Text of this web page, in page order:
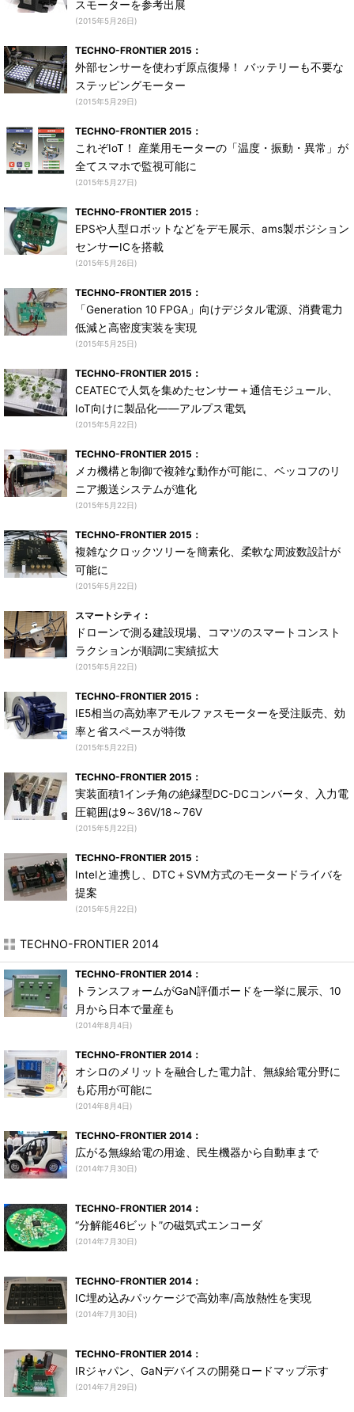
スモーターを参考出展
(2015年5月26日)
TECHNO-FRONTIER 2015：
外部センサーを使わず原点復帰！ バッテリーも不要な
ステッピングモーター
(2015年5月29日)
TECHNO-FRONTIER 2015：
これぞIoT！ 産業用モーターの「温度・振動・異常」が
全てスマホで監視可能に
(2015年5月27日)
TECHNO-FRONTIER 2015：
EPSや人型ロボットなどをデモ展示、ams製ポジション
センサーICを搭載
(2015年5月26日)
TECHNO-FRONTIER 2015：
「Generation 10 FPGA」向けデジタル電源、消費電力
低減と高密度実装を実現
(2015年5月25日)
TECHNO-FRONTIER 2015：
CEATECで人気を集めたセンサー＋通信モジュール、
IoT向けに製品化――アルプス電気
(2015年5月22日)
TECHNO-FRONTIER 2015：
メカ機構と制御で複雑な動作が可能に、ベッコフのリ
ニア搬送システムが進化
(2015年5月22日)
TECHNO-FRONTIER 2015：
複雑なクロックツリーを簡素化、柔軟な周波数設計が
可能に
(2015年5月22日)
スマートシティ：
ドローンで測る建設現場、コマツのスマートコンスト
ラクションが順調に実績拡大
(2015年5月22日)
TECHNO-FRONTIER 2015：
IE5相当の高効率アモルファスモーターを受注販売、効
率と省スペースが特徴
(2015年5月22日)
TECHNO-FRONTIER 2015：
実装面積1インチ角の絶縁型DC-DCコンバータ、入力電
圧範囲は9～36V/18～76V
(2015年5月22日)
TECHNO-FRONTIER 2015：
Intelと連携し、DTC＋SVM方式のモータードライバを
提案
(2015年5月22日)
TECHNO-FRONTIER 2014
TECHNO-FRONTIER 2014：
トランスフォームがGaN評価ボードを一挙に展示、10
月から日本で量産も
(2014年8月4日)
TECHNO-FRONTIER 2014：
オシロのメリットを融合した電力計、無線給電分野に
も応用が可能に
(2014年8月4日)
TECHNO-FRONTIER 2014：
広がる無線給電の用途、民生機器から自動車まで
(2014年7月30日)
TECHNO-FRONTIER 2014：
“分解能46ビット”の磁気式エンコーダ
(2014年7月30日)
TECHNO-FRONTIER 2014：
IC埋め込みパッケージで高効率/高放熱性を実現
(2014年7月30日)
TECHNO-FRONTIER 2014：
IRジャパン、GaNデバイスの開発ロードマップ示す
(2014年7月29日)